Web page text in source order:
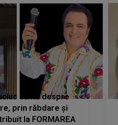
cântă despre
prin răbdare și
la FORMAREA